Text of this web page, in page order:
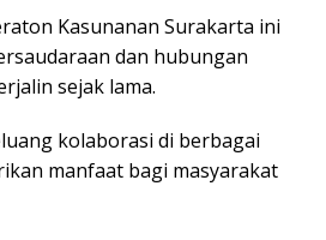
Kasunanan Surakarta ini
dan hubungan
sejak lama.
kolaborasi di berbagai
manfaat bagi masyarakat